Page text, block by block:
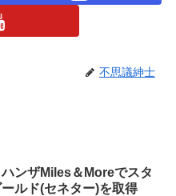
不思議紳士
ンザMiles＆Moreでスタ
ルド(セネター)を取得